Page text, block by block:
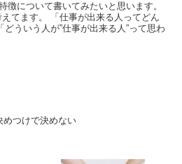
徴について書いてみたいと思います。
てます。 「仕事が出来る人ってどん
ういう人が”仕事が出来る人”って思わ
めつけで決めない